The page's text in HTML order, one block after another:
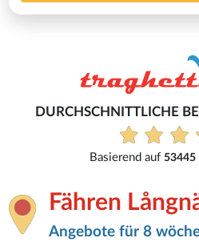
Basierend auf53445
Fähren
Angebote für 8